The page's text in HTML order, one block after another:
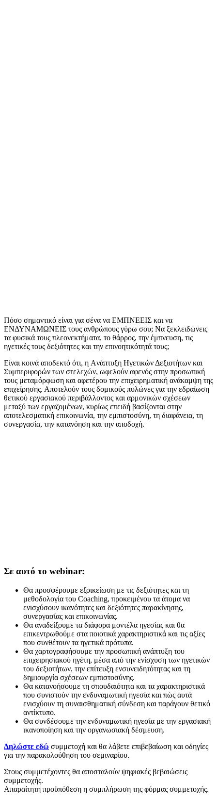
Πόσο σημαντικό είναι για σένα να ΕΜΠΝΕΕΙΣ και να
ΕΝΔΥΝΑΜΩΝΕΙΣ τους ανθρώπους γύρω σου; Να ξεκλειδώνεις
τα φυσικά τους πλεονεκτήματα, το θάρρος, την έμπνευση, τις
ηγετικές τους δεξιότητες και την επινοητικότητά τους;
Είναι κοινά αποδεκτό ότι, η Aνάπτυξη Ηγετικών Δεξιοτήτων και
Συμπεριφορών των στελεχών, ωφελούν αφενός στην προσωπική
τους μεταμόρφωση και αφετέρου την επιχειρηματική ανάκαμψη της
επιχείρησης. Αποτελούν τους δομικούς πυλώνες για την εδραίωση
θετικού εργασιακού περιβάλλοντος και αρμονικών σχέσεων
μεταξύ των εργαζομένων, κυρίως επειδή βασίζονται στην
αποτελεσματική επικοινωνία, την εμπιστοσύνη, τη διαφάνεια, τη
συνεργασία, την κατανόηση και την αποδοχή.
Σε αυτό το webinar:
Θα προσφέρουμε εξοικείωση με τις δεξιότητες και τη
μεθοδολογία του Coaching, προκειμένου τα άτομα να
ενισχύσουν ικανότητες και δεξιότητες παρακίνησης,
συνεργασίας και επικοινωνίας.
Θα αναδείξουμε τα διάφορα μοντέλα ηγεσίας και θα
επικεντρωθούμε στα ποιοτικά χαρακτηριστικά και τις αξίες
που συνθέτουν τα ηγετικά πρότυπα.
Θα χαρτογραφήσουμε την προσωπική ανάπτυξη του
επιχειρησιακού ηγέτη, μέσα από την ενίσχυση των ηγετικών
του δεξιοτήτων, την επίτευξη ενσυνειδητότητας και τη
δημιουργία σχέσεων εμπιστοσύνης.
Θα κατανοήσουμε τη σπουδαιότητα και τα χαρακτηριστικά
που συνιστούν την ενδυναμωτική ηγεσία και πώς αυτά
ενισχύουν τη συναισθηματική σύνδεση και παράγουν θετικό
αντίκτυπο.
Θα συνδέσουμε την ενδυναμωτική ηγεσία με την εργασιακή
ικανοποίηση και την οργανωσιακή δέσμευση.
Δηλώστε εδώ συμμετοχή και θα λάβετε επιβεβαίωση και οδηγίες
για την παρακολούθηση του σεμιναρίου.
Στους συμμετέχοντες θα αποσταλούν ψηφιακές βεβαιώσεις
συμμετοχής.
Απαραίτητη προϋπόθεση η συμπλήρωση της φόρμας συμμετοχής.